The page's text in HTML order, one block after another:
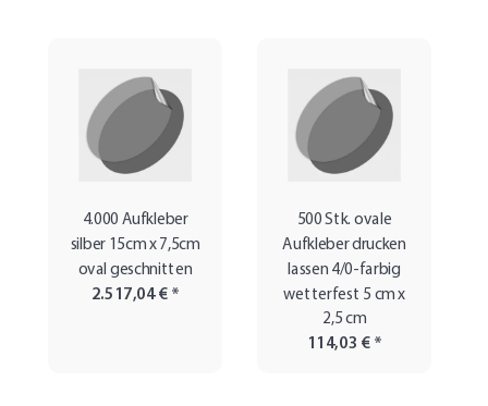
4.000 Aufkleber
silber 15cm x 7,5cm
oval geschnitten
2.517,04 € *
500 Stk. ovale
Aufkleber drucken
lassen 4/0-farbig
wetterfest 5 cm x
2,5 cm
114,03 € *